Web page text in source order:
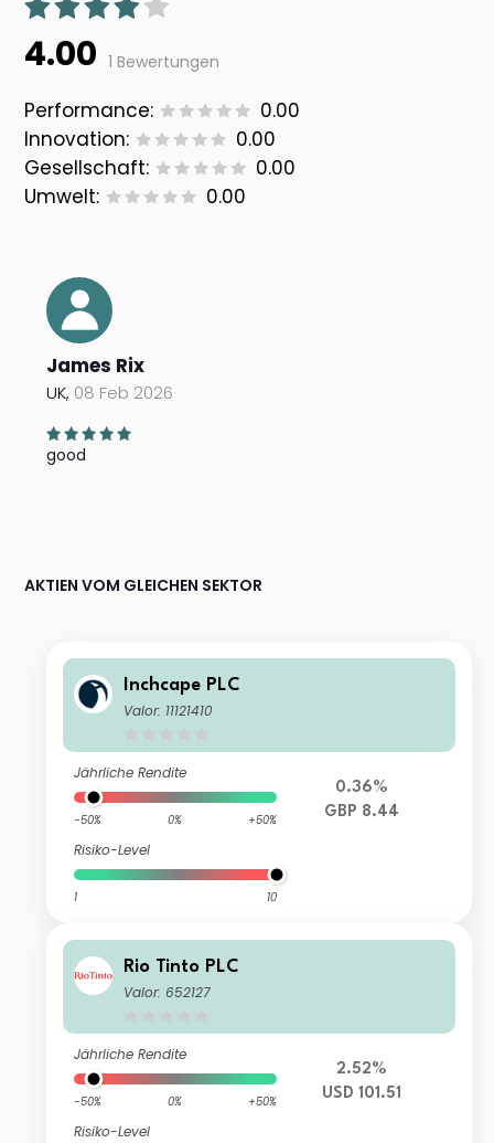
4.00 1 Bewertungen
Performance:
0.00
Innovation:
0.00
Gesellschaft:
0.00
Umwelt:
0.00
James Rix
UK, 08 Feb 2026
good
AKTIEN VOM GLEICHEN SEKTOR
Inchcape PLC
Valor: 11121410
Jährliche Rendite
-50% 0% +50%
Risiko-Level
1 10
0.36%
GBP 8.44
Rio Tinto PLC
Valor: 652127
Jährliche Rendite
-50% 0% +50%
Risiko-Level
2.52%
USD 101.51